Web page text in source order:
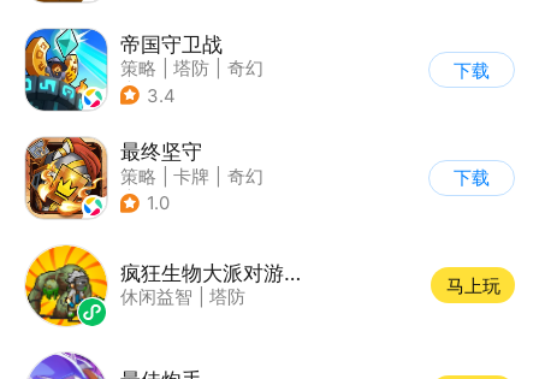
帝国守卫战
策略 塔防
奇幻
| 卡通
3.4
下载
最终坚守
策略 卡牌
奇幻
| 卡通
1.0
下载
疯狂生物大派对游戏软件 V1.0
休闲益智 塔防
马上玩